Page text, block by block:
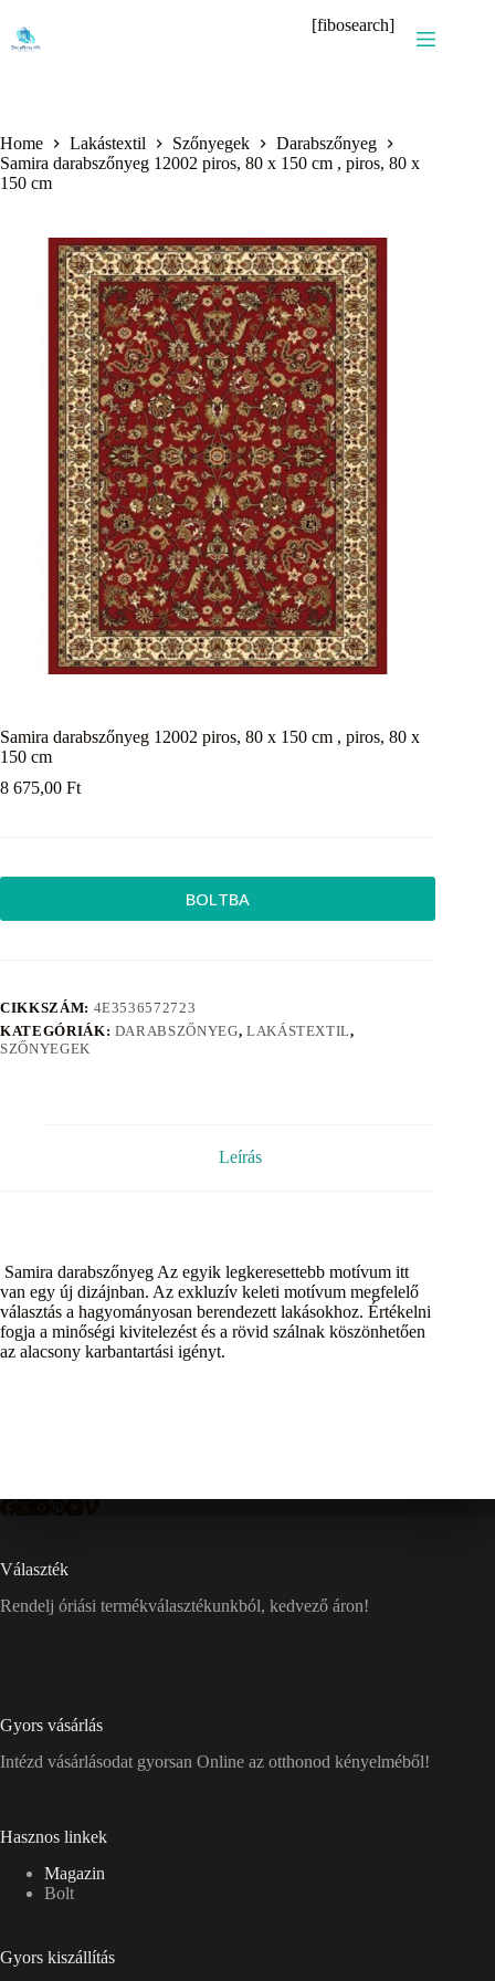
content
[fibosearch]
Home Lakástextil Szőnyegek
Darabszőnyeg
Samira darabszőnyeg 12002 piros, 80 x 150 cm , piros, 80 x
150 cm
Samira darabszőnyeg 12002 piros, 80 x 150 cm , piros, 80 x
150 cm
8 675,00 Ft
BOLTBA
CIKKSZÁM: 4E3536572723
KATEGÓRIÁK: DARABSZŐNYEG, LAKÁSTEXTIL,
SZŐNYEGEK
Leírás
Samira darabszőnyeg Az egyik legkeresettebb motívum itt
van egy új dizájnban. Az exkluzív keleti motívum megfelelő
választás a hagyományosan berendezett lakásokhoz. Értékelni
fogja a minőségi kivitelezést és a rövid szálnak köszönhetően
az alacsony karbantartási igényt.
Választék
Rendelj óriási termékválasztékunkból, kedvező áron!
Gyors vásárlás
Intézd vásárlásodat gyorsan Online az otthonod kényelméből!
Hasznos linkek
Magazin
Bolt
Gyors kiszállítás